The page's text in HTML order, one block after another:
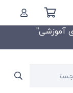
آموزشی”